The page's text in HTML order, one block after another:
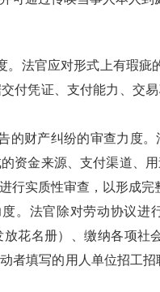
。法官应对形式上有瑕疵
付凭证、支付能力、交
的财产纠纷的审查力度
资金来源、支付渠道、
行实质性审查，以形成完
。法官除对劳动协议
花名册）、缴纳各项社
者填写的用人单位招工